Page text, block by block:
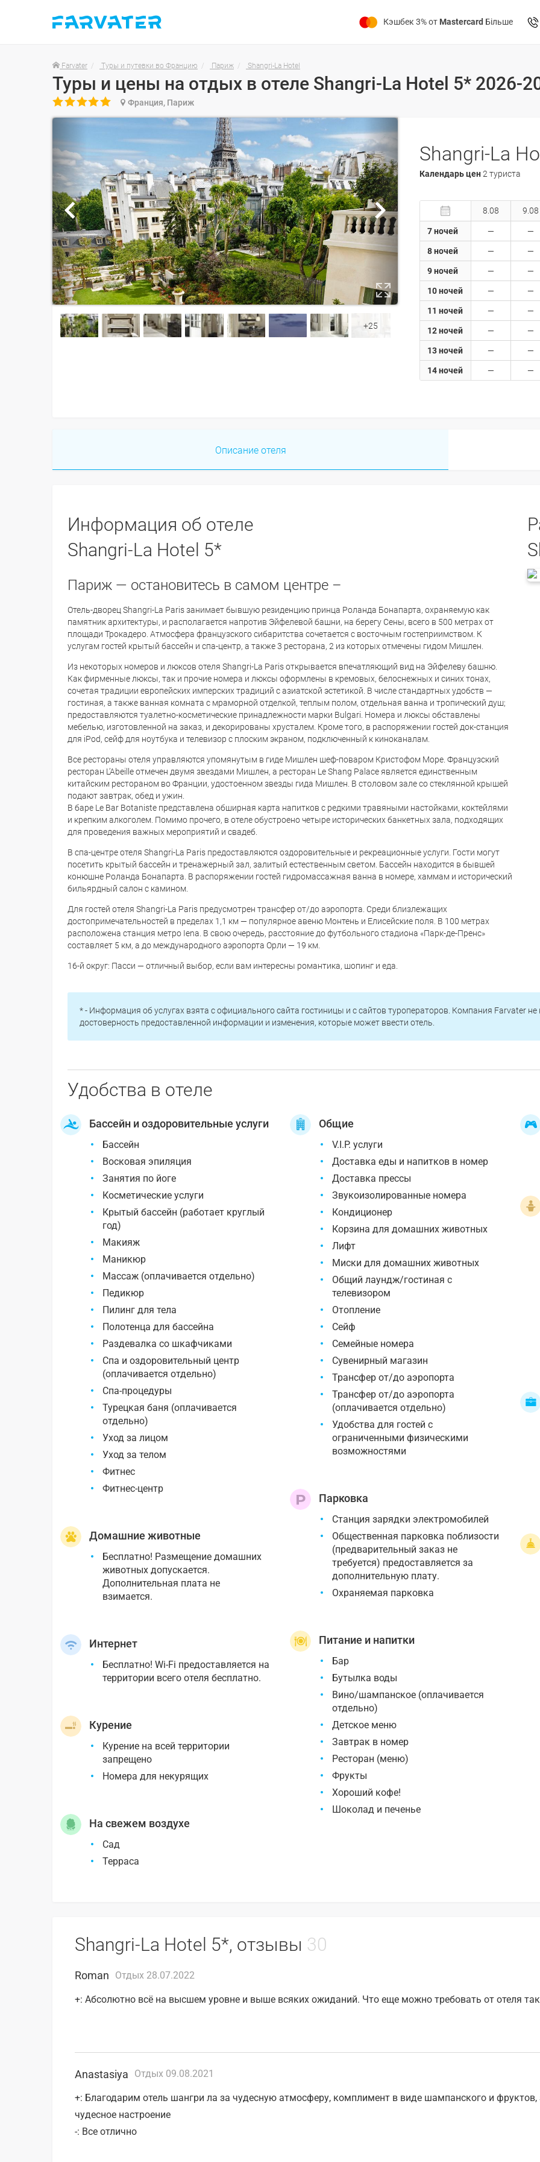
Кэшбек 3% от Mastercard Більше
Farvater Туры и путевки во Францию Париж Shangri-La Hotel
Туры и цены на отдых в отеле Shangri-La Hotel 5* 2026-
 Франция, Париж
+25
Shangri-La
Календарь цен2 туриста
7 ночей
8 ночей
9 ночей
10 ночей
11 ночей
12 ночей
13 ночей
14 ночей
8.08 9.08
Описание отеля
Информация об отеле
Shangri-La Hotel 5*
Париж — остановитесь в самом центре –
Отель-дворец Shangri-La Paris занимает бывшую резиденцию принца Роланда Бонапарта, охраняемую как
памятник архитектуры, и располагается напротив Эйфелевой башни, на берегу Сены, всего в 500 метрах от
площади Трокадеро. Атмосфера французского сибаритства сочетается с восточным гостеприимством. К
услугам гостей крытый бассейн и спа-центр, а также 3 ресторана, 2 из которых отмечены гидом Мишлен.
Из некоторых номеров и люксов отеля Shangri-La Paris открывается впечатляющий вид на Эйфелеву башню.
Как фирменные люксы, так и прочие номера и люксы оформлены в кремовых, белоснежных и синих тонах,
сочетая традиции европейских имперских традиций с азиатской эстетикой. В числе стандартных удобств —
гостиная, а также ванная комната с мраморной отделкой, теплым полом, отдельная ванна и тропический душ;
предоставляются туалетно-косметические принадлежности марки Bulgari. Номера и люксы обставлены
мебелью, изготовленной на заказ, и декорированы хрусталем. Кроме того, в распоряжении гостей док-станция
для iPod, сейф для ноутбука и телевизор с плоским экраном, подключенный к киноканалам.
Все рестораны отеля управляются упомянутым в гиде Мишлен шеф-поваром Кристофом Море. Французский
ресторан L’Abeille отмечен двумя звездами Мишлен, а ресторан Le Shang Palace является единственным
китайским рестораном во Франции, удостоенном звезды гида Мишлен. В столовом зале со стеклянной крышей
подают завтрак, обед и ужин.
В баре Le Bar Botaniste представлена обширная карта напитков с редкими травяными настойками, коктейлями
и крепким алкоголем. Помимо прочего, в отеле обустроено четыре исторических банкетных зала, подходящих
для проведения важных мероприятий и свадеб.
В спа-центре отеля Shangri-La Paris предоставляются оздоровительные и рекреационные услуги. Гости могут
посетить крытый бассейн и тренажерный зал, залитый естественным светом. Бассейн находится в бывшей
конюшне Роланда Бонапарта. В распоряжении гостей гидромассажная ванна в номере, хаммам и исторический
бильярдный салон с камином.
Для гостей отеля Shangri-La Paris предусмотрен трансфер от/до аэропорта. Среди близлежащих
достопримечательностей в пределах 1,1 км — популярное авеню Монтень и Елисейские поля. В 100 метрах
расположена станция метро Iena. В свою очередь, расстояние до футбольного стадиона «Парк-де-Пренс»
составляет 5 км, а до международного аэропорта Орли — 19 км.
16-й округ: Пасси — отличный выбор, если вам интересны романтика, шопинг и еда.
* - Информация об услугах взята с официального сайта гостиницы и с сайтов туроператоров. Компания Farvater не
достоверность предоставленной информации и изменения, которые может ввести отель.
Удобства в отеле
Бассейн и оздоровительные услуги
Бассейн
Восковая эпиляция
Занятия по йоге
Косметические услуги
Крытый бассейн (работает круглый
год)
Макияж
Маникюр
Массаж (оплачивается отдельно)
Педикюр
Пилинг для тела
Полотенца для бассейна
Раздевалка со шкафчиками
Спа и оздоровительный центр
(оплачивается отдельно)
Спа-процедуры
Турецкая баня (оплачивается
отдельно)
Уход за лицом
Уход за телом
Фитнес
Фитнес-центр
Домашние животные
Бесплатно! Размещение домашних
животных допускается.
Дополнительная плата не
взимается.
Интернет
Бесплатно! Wi-Fi предоставляется на
территории всего отеля бесплатно.
Курение
Курение на всей территории
запрещено
Номера для некурящих
На свежем воздухе
Сад
Терраса
Общие
V.I.P. услуги
Доставка еды и напитков в номер
Доставка прессы
Звукоизолированные номера
Кондиционер
Корзина для домашних животных
Лифт
Миски для домашних животных
Общий лаундж/гостиная с
телевизором
Отопление
Сейф
Семейные номера
Сувенирный магазин
Трансфер от/до аэропорта
Трансфер от/до аэропорта
(оплачивается отдельно)
Удобства для гостей с
ограниченными физическими
возможностями
Парковка
Cтанция зарядки электромобилей
Общественная парковка поблизости
(предварительный заказ не
требуется) предоставляется за
дополнительную плату.
Охраняемая парковка
Питание и напитки
Бар
Бутылка воды
Вино/шампанское (оплачивается
отдельно)
Детское меню
Завтрак в номер
Ресторан (меню)
Фрукты
Хороший кофе!
Шоколад и печенье
Shangri-La Hotel 5*, отзывы 30
Roman Отдых 28.07.2022
+: Абсолютно всё на высшем уровне и выше всяких ожиданий. Что еще можно требовать от отеля
Anastasiya Отдых 09.08.2021
+: Благодарим отель шангри ла за чудесную атмосферу, комплимент в виде шампанского и фруктов,
чудесное настроение
-: Все отлично